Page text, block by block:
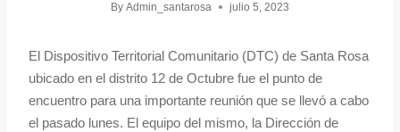
By Admin_santarosa julio 5, 2023
El Dispositivo Territorial Comunitario (DTC) de Santa Rosa
ubicado en el distrito 12 de Octubre fue el punto de
encuentro para una importante reunión que se llevó a cabo
el pasado lunes. El equipo del mismo, la Dirección de